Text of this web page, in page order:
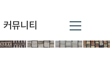
커뮤니티